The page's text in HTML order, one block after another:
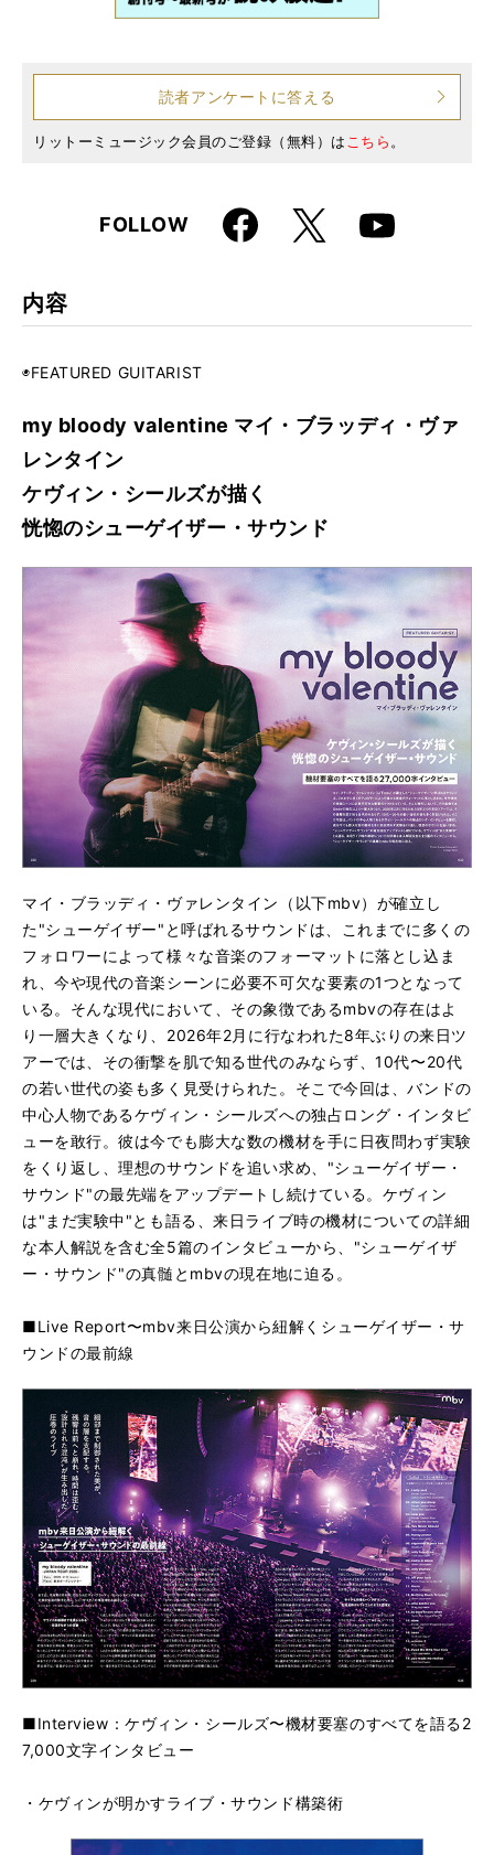
読者アンケートに答える
リットーミュージック会員のご登録（無料）はこちら。
FOLLOWFaceboo
k
X Youtube
内容
◉FEATURED GUITARIST
my bloody valentine マイ・ブラッディ・ヴァ
レンタイン
ケヴィン・シールズが描く
恍惚のシューゲイザー・サウンド
マイ・ブラッディ・ヴァレンタイン（以下mbv）が確立し
た"シューゲイザー"と呼ばれるサウンドは、これまでに多くの
フォロワーによって様々な音楽のフォーマットに落とし込ま
れ、今や現代の音楽シーンに必要不可欠な要素の1つとなって
いる。そんな現代において、その象徴であるmbvの存在はよ
り一層大きくなり、2026年2月に行なわれた8年ぶりの来日ツ
アーでは、その衝撃を肌で知る世代のみならず、10代〜20代
の若い世代の姿も多く見受けられた。そこで今回は、バンドの
中心人物であるケヴィン・シールズへの独占ロング・インタビ
ューを敢行。彼は今でも膨大な数の機材を手に日夜問わず実験
をくり返し、理想のサウンドを追い求め、"シューゲイザー・
サウンド"の最先端をアップデートし続けている。ケヴィン
は"まだ実験中"とも語る、来日ライブ時の機材についての詳細
な本人解説を含む全5篇のインタビューから、"シューゲイザ
ー・サウンド"の真髄とmbvの現在地に迫る。
■Live Report〜mbv来日公演から紐解くシューゲイザー・サ
ウンドの最前線
■Interview：ケヴィン・シールズ〜機材要塞のすべてを語る2
7,000文字インタビュー
・ケヴィンが明かすライブ・サウンド構築術